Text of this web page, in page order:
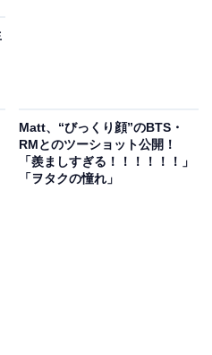
Matt、“びっくり顔”のBTS・
RMとのツーショット公開！
「羨ましすぎる！！！！！！」
「ヲタクの憧れ」